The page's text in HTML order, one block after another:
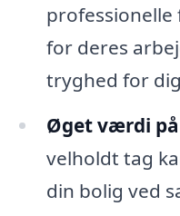
for deres
tryghed for
Øget værdi
velholdt tag
din bolig ved